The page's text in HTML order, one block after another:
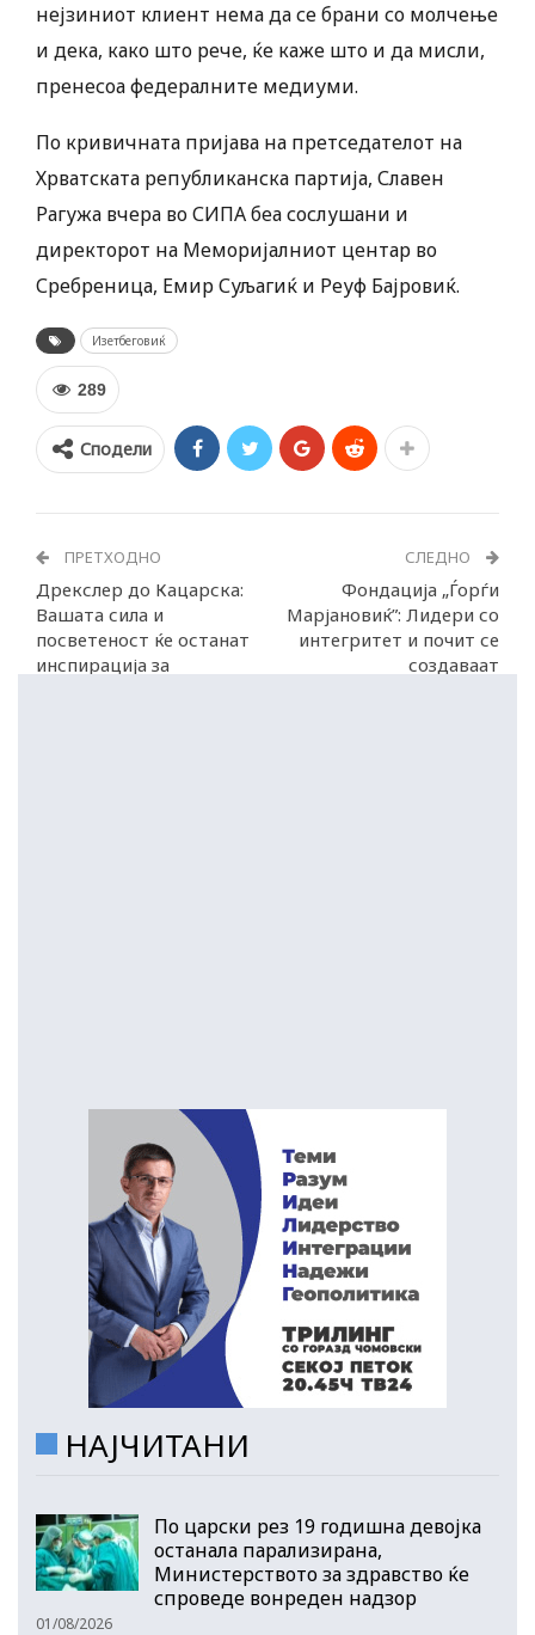
нејзиниот клиент нема да се брани со молчење
и дека, како што рече, ќе каже што и да мисли,
пренесоа федералните медиуми.
По кривичната пријава на претседателот на
Хрватската републиканска партија, Славен
Рагужа вчера во СИПА беа сослушани и
директорот на Меморијалниот центар во
Сребреница, Емир Суљагиќ и Реуф Бајровиќ.
Изетбеговиќ
289
Сподели
ПРЕТХОДНО
Дрекслер до Кацарска:
Вашата сила и
посветеност ќе останат
инспирација за
СЛЕДНО
Фондација „Ѓорѓи
Марјановиќ”: Лидери со
интегритет и почит се
создаваат
НАЈЧИТАНИ
По царски рез 19 годишна девојка
останала парализирана,
Министерството за здравство ќе
спроведе вонреден надзор
01/08/2026